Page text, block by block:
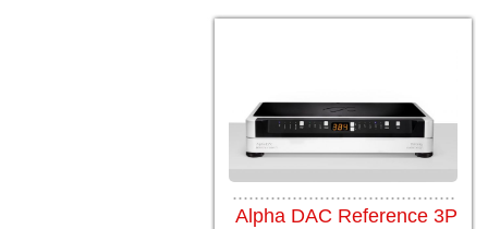
.........................................
Alpha DAC Reference 3P